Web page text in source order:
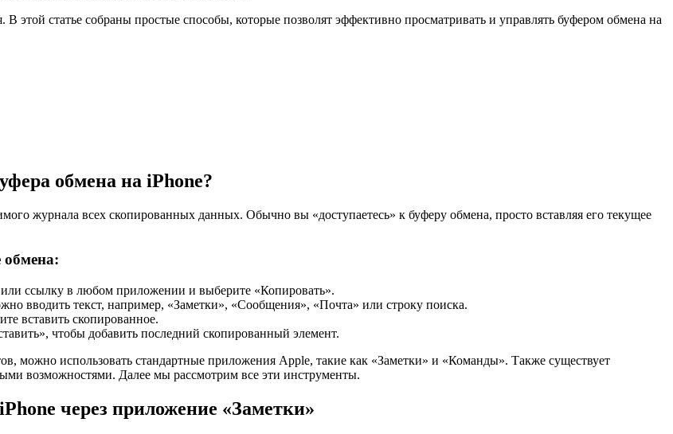
этой статье собраны простые способы, которые позволят эффективно просматривать и управлять буфером обмена на
обмена на iPhone?
журнала всех скопированных данных. Обычно вы «доступаетесь» к буферу обмена, просто вставляя его текущее
обмена:
или ссылку в любом приложении и выберите «Копировать».
вводить текст, например, «Заметки», «Сообщения», «Почта» или строку поиска.
вставить скопированное.
чтобы добавить последний скопированный элемент.
можно использовать стандартные приложения Apple, такие как «Заметки» и «Команды». Также существует
возможностями. Далее мы рассмотрим все эти инструменты.
через приложение «Заметки»